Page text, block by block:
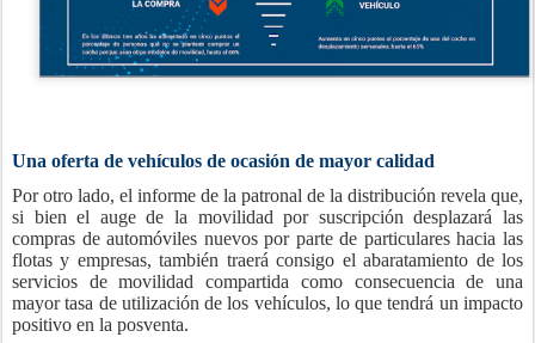
Una oferta de vehículos de ocasión de mayor calidad
Por otro lado, el informe de la patronal de la distribución revela que,
si bien el auge de la movilidad por suscripción desplazará las
compras de automóviles nuevos por parte de particulares hacia las
flotas y empresas, también traerá consigo el abaratamiento de los
servicios de movilidad compartida como consecuencia de una
mayor tasa de utilización de los vehículos, lo que tendrá un impacto
positivo en la posventa.